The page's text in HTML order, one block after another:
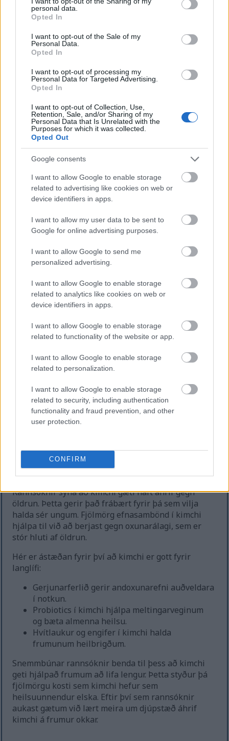
grant or deny consent to Google and its third-party tags to
use your data for below specified purposes in below Google
consent section.
personal data.
Opted In
I want to opt-out of the Sale of my
Personal Data.
Opted In
I want to opt-out of processing my
Personal Data for Targeted Advertising.
Opted In
I want to opt-out of Collection, Use,
Retention, Sale, and/or Sharing of my
Personal Data that Is Unrelated with the
Purposes for which it was collected.
Opted Out
Google consents
I want to allow Google to enable storage
related to advertising like cookies on web or
device identifiers in apps.
I want to allow my user data to be sent to
Google for online advertising purposes.
I want to allow Google to send me
personalized advertising.
I want to allow Google to enable storage
related to analytics like cookies on web or
device identifiers in apps.
I want to allow Google to enable storage
related to functionality of the website or app.
I want to allow Google to enable storage
related to personalization.
I want to allow Google to enable storage
related to security, including authentication
functionality and fraud prevention, and other
user protection.
CONFIRM
Stuðlar að því að draga úr hættu á
hjartasjúkdómum
Myndskreyting af líflegum kimchi með táknum fyrir
hjartaheilsu og næringarefnum.
Smelltu eða pikkaðu á myndina til að fá frekari
upplýsingar og hærri upplausn.
Kimchi sem náttúrulegt
Kimchi er náttúrulegt meltingarhjálparefni, sem
gerir það frábært í máltíðir sem leggja áherslu á
heilbrigða meltingu. Gerjunarferlið í kimchi
framleiðir góðar mjólkursýrugerla. Þessir
mjólkursýrugerlar hjálpa til við að halda
þarmaflórunni í jafnvægi, sem leiðir til betri
meltingar.
Að bæta kimchi við máltíðir getur hjálpað til við
reglulegar hægðir. Það inniheldur trefjar sem styðja
þarmasvefs (IBS). Margir finna léttir frá
meltingarvandamálum með gerjuðum mat eins og
kimchi.
Hugsanleg áhrif kimchi gegn
öldrun
Rannsóknir sýna að kimchi gæti haft áhrif gegn
öldrun. Þetta gerir það frábært fyrir þá sem vilja
halda sér ungum. Fjölmörg efnasambönd í kimchi
hjálpa til við að berjast gegn oxunarálagi, sem er
stór hluti af öldrun.
Hér er ástæðan fyrir því að kimchi er gott fyrir
langlífi:
Gerjunarferlið gerir andoxunarefni auðveldara
í notkun.
Probiotics í kimchi hjálpa meltingarveginum
og bæta almenna heilsu.
Hvítlaukur og engifer í kimchi halda
frumunum heilbrigðum.
Snemmbúnar rannsóknir benda til þess að kimchi
geti hjálpað frumum að lifa lengur. Þetta styður þá
fjölmörgu kosti sem kimchi hefur sem
heilsuunnendur elska. Eftir því sem rannsóknir
aukast gætum við lært meira um djúpstæð áhrif
kimchi á frumur okkar.